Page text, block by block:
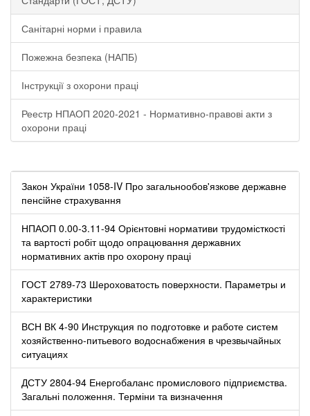
Санітарні норми і правила
Пожежна безпека (НАПБ)
Інструкції з охорони праці
Реестр НПАОП 2020-2021 - Нормативно-правові акти з
охорони праці
Закон України 1058-IV Про загальнообов'язкове державне
пенсійне страхування
НПАОП 0.00-3.11-94 Орієнтовні нормативи трудомісткості
та вартості робіт щодо опрацювання державних
нормативних актів про охорону праці
ГОСТ 2789-73 Шероховатость поверхности. Параметры и
характеристики
ВСН ВК 4-90 Инструкция по подготовке и работе систем
хозяйственно-питьевого водоснабжения в чрезвычайных
ситуациях
ДСТУ 2804-94 Енергобаланс промислового підприємства.
Загальні положення. Терміни та визначення